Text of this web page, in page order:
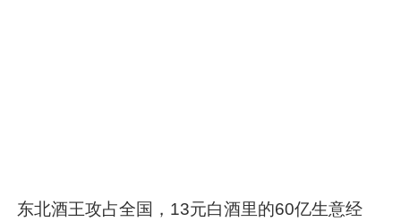
东北酒王攻占全国，13元白酒里的60亿生意经